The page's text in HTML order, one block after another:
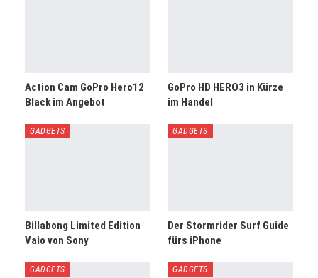
Action Cam GoPro Hero12
Black im Angebot
GoPro HD HERO3 in Kürze
im Handel
GADGETS
Billabong Limited Edition
Vaio von Sony
GADGETS
Der Stormrider Surf Guide
fürs iPhone
GADGETS GADGETS